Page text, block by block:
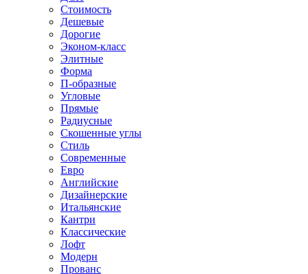
Стоимость
Дешевые
Дорогие
Эконом-класс
Элитные
Форма
П-образные
Угловые
Прямые
Радиусные
Скошенные углы
Стиль
Современные
Евро
Английские
Дизайнерские
Итальянские
Кантри
Классические
Лофт
Модерн
Прованс